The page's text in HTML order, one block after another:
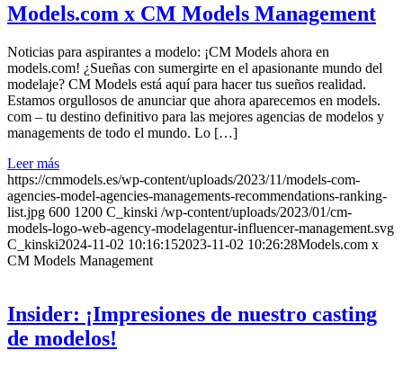
Models.com x CM Models Management
Noticias para aspirantes a modelo: ¡CM Models ahora en
models.com! ¿Sueñas con sumergirte en el apasionante mundo del
modelaje? CM Models está aquí para hacer tus sueños realidad.
Estamos orgullosos de anunciar que ahora aparecemos en models.
com – tu destino definitivo para las mejores agencias de modelos y
managements de todo el mundo. Lo […]
Leer más
https://cmmodels.es/wp-content/uploads/2023/11/models-com-
agencies-model-agencies-managements-recommendations-ranking-
list.jpg 600 1200 C_kinski /wp-content/uploads/2023/01/cm-
models-logo-web-agency-modelagentur-influencer-management.svg
C_kinski2024-11-02 10:16:152023-11-02 10:26:28Models.com x
CM Models Management
Insider: ¡Impresiones de nuestro casting
de modelos!